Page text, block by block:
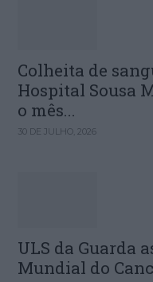
Colheita de
Hospital Sousa
o mês...
30 DE JULHO, 2026
ULS da Guarda
Mundial do